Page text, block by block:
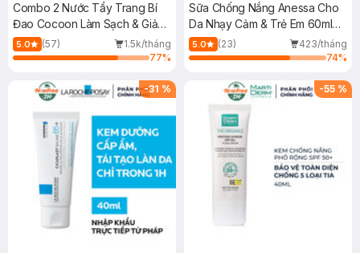
Combo 2 Nước Tẩy Trang Bí
Đao Cocoon Làm Sạch & Giảm
Dầu 500ml
5.0 (57)
1.5k/tháng
77%
Sữa Chống Nắng Anessa Cho
Da Nhạy Cảm & Trẻ Em 60ml
(Mới)
5.0 (23)
423/tháng
74%
-31 % -55 %